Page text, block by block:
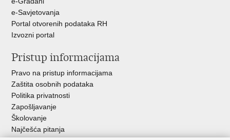
e-Savjetovanja
Portal otvorenih podataka RH
Izvozni portal
Pristup informacijama
Pravo na pristup informacijama
Zaštita osobnih podataka
Politika privatnosti
Zapošljavanje
Školovanje
Najčešća pitanja